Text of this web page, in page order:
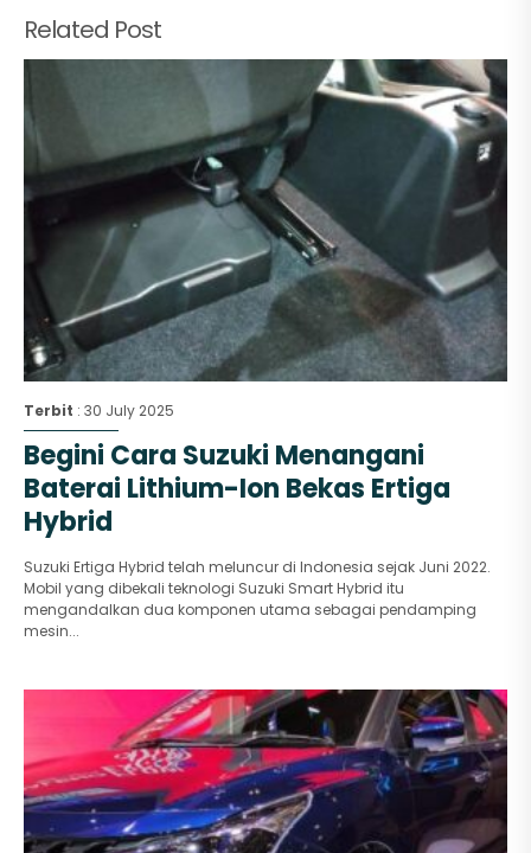
Related Post
Terbit : 30 July 2025
Begini Cara Suzuki Menangani
Baterai Lithium-Ion Bekas Ertiga
Hybrid
Suzuki Ertiga Hybrid telah meluncur di Indonesia sejak Juni 2022.
Mobil yang dibekali teknologi Suzuki Smart Hybrid itu
mengandalkan dua komponen utama sebagai pendamping
mesin...